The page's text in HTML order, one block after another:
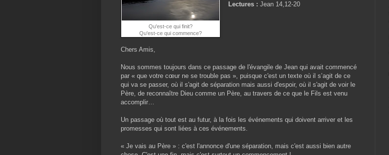
Qu'est-ce qui finit?
Qu'est-ce qui commence?
Lectures : Jean 14,12-20
Chers Amis,
Nous sommes toujours dans ce passage de l'évangile de Jean qui avait commencé
par « que votre cœur ne se trouble pas », puisque c'est un texte où il s’agit de ce
qui va se passer, où il s'agit de séparation mais aussi d'espoir, où il s'agit de voir le
Père, de reconnaître Dieu comme un Père, au travers de ce que le Fils est venu
accomplir…
Un passage où tout est au futur, à la fois les événements qui doivent arriver et les
promesses qui sont liées à ces événements.
« Je vais au Père » : c'est l'annonce d'une séparation, mais c'est aussi bien autre